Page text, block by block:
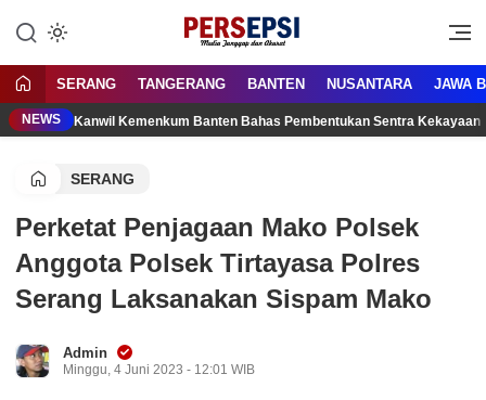
konten
Persepsi.co.id
Media Tanggap Dan Akurat
SERANG TANGERANG BANTEN NUSANTARA JAWA
NEWS Kanwil Kemenkum Banten Bahas Pembentukan Sentra
SERANG
Perketat Penjagaan Mako Polsek
Anggota Polsek Tirtayasa Polres
Serang Laksanakan Sispam Mako
Admin
Minggu, 4 Juni 2023 - 12:01 WIB